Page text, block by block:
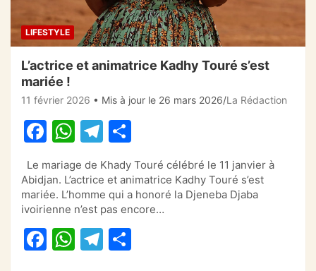
LIFESTYLE
L’actrice et animatrice Kadhy Touré s’est
mariée !
11 février 2026 • Mis à jour le 26 mars 2026 La Rédaction
F
c
e
b
o
W
at
s
A
p
T
el
e
gr
a
m
ar
ta
g
er
Le mariage de Khady Touré célébré le 11 janvier à
Abidjan. L’actrice et animatrice Kadhy Touré s’est
mariée. L’homme qui a honoré la Djeneba Djaba
ivoirienne n’est pas encore…
F
W T